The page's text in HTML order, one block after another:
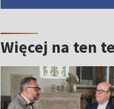
Więcej na ten